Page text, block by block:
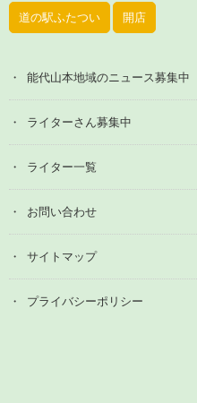
道の駅ふたつい 開店
能代山本地域のニュース募集中
ライターさん募集中
ライター一覧
お問い合わせ
サイトマップ
プライバシーポリシー